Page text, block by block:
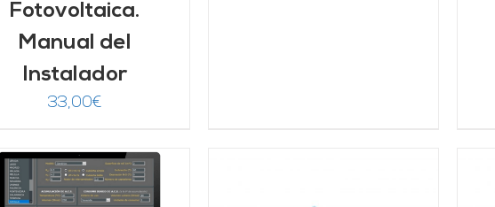
Fotovoltaica.
Manual del
Instalador
33,00€